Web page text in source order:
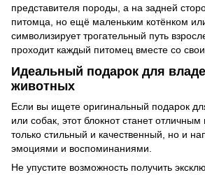
представителя породы, а на задней
питомца, но ещё маленьким котёнком
символизирует трогательный путь
проходит каждый питомец вместе со
Идеальный подарок для
животных
Если вы ищете оригинальный подарок
или собак, этот блокнот станет
только стильный и качественный, но и
эмоциями и воспоминаниями.
Не упустите возможность получить